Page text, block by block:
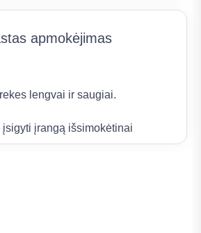
apmokėjimas
lengvai ir saugiai.
įrangą išsimokėtinai